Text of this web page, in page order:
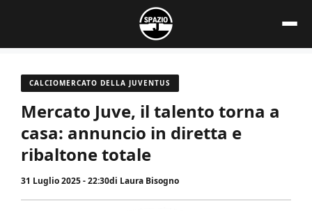
contenuto
CALCIOMERCATO DELLA JUVENTUS
Mercato Juve, il talento torna a
casa: annuncio in diretta e
ribaltone totale
31 Luglio 2025 - 22:30di Laura Bisogno